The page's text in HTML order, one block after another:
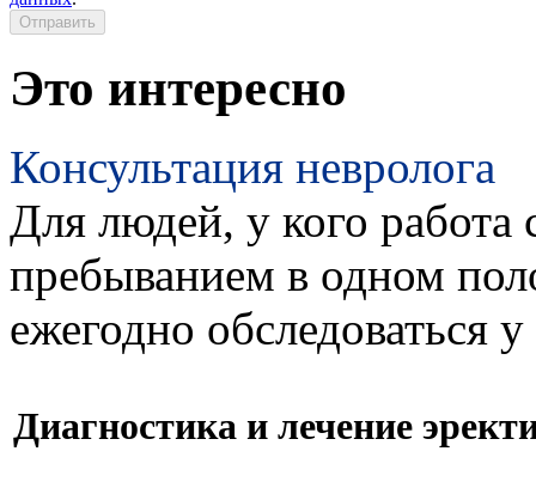
Это интересно
Консультация невролога
Для людей, у кого работа
пребыванием в одном
ежегодно обследоваться
Диагностика и лечение